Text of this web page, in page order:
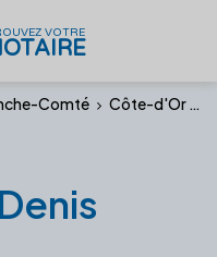
VOTRE
Comté Côte-d'Or